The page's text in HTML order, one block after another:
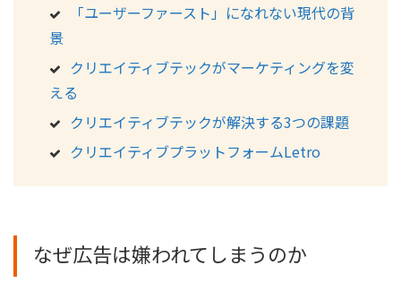
「ユーザーファースト」になれない現代の背
景
クリエイティブテックがマーケティングを変
える
クリエイティブテックが解決する3つの課題
クリエイティブプラットフォームLetro
なぜ広告は嫌われてしまうのか